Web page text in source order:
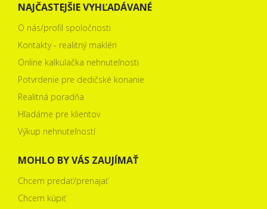
NAJČASTEJŠIE VYHĽADÁVANÉ
O nás/profil spoločnosti
Kontakty - realitný makléri
Online kalkulačka nehnuteľnosti
Potvrdenie pre dedičské konanie
Realitná poradňa
Hľadáme pre klientov
Výkup nehnuteľností
MOHLO BY VÁS ZAUJÍMAŤ
Chcem predať/prenajať
Chcem kúpiť